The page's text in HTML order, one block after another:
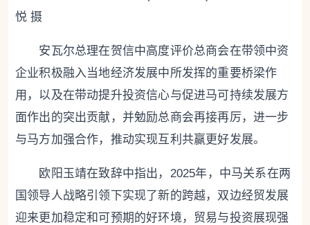
悦 摄
安瓦尔总理在贺信中高度评价总商会在带领中资
企业积极融入当地经济发展中所发挥的重要桥梁作
用，以及在带动提升投资信心与促进马可持续发展方
面作出的突出贡献，并勉励总商会再接再厉，进一步
与马方加强合作，推动实现互利共赢更好发展。
欧阳玉靖在致辞中指出，2025年，中马关系在两
国领导人战略引领下实现了新的跨越，双边经贸发展
迎来更加稳定和可预期的好环境，贸易与投资展现强